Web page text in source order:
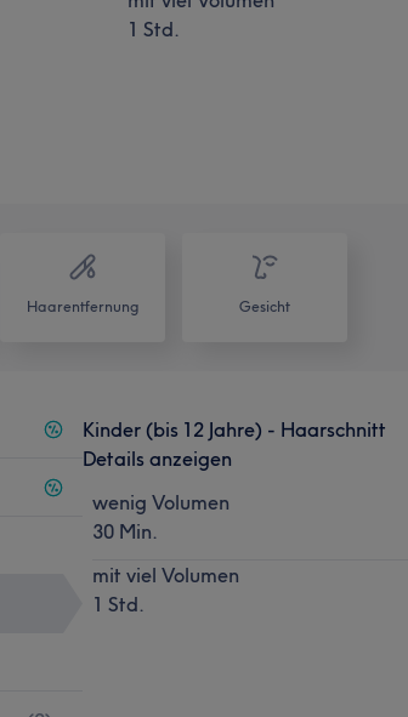
1 Std.
Haarentfernung Gesicht
Kinder (bis 12 Jahre) - Haarschnitt
Details anzeigen
wenig Volumen
30 Min.
mit viel Volumen
1 Std.